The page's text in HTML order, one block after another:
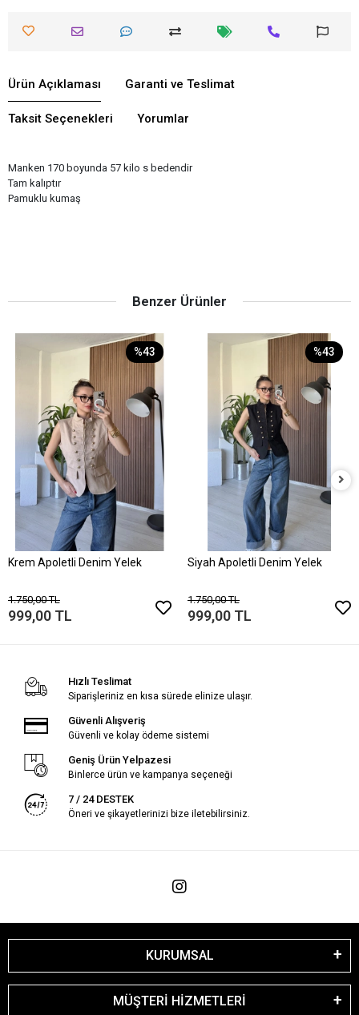
Ürün Açıklaması Garanti ve Teslimat
Taksit Seçenekleri Yorumlar
Manken 170 boyunda 57 kilo s bedendir
Tam kalıptır
Pamuklu kumaş
Benzer Ürünler
%43
Krem Apoletli Denim Yelek
1.750,00 TL
999,00 TL
%43
Siyah Apoletli Denim Yelek
1.750,00 TL
999,00 TL
Hızlı Teslimat
Siparişleriniz en kısa sürede elinize ulaşır.
Güvenli Alışveriş
Güvenli ve kolay ödeme sistemi
Geniş Ürün Yelpazesi
Binlerce ürün ve kampanya seçeneği
7 / 24 DESTEK
Öneri ve şikayetlerinizi bize iletebilirsiniz.
KURUMSAL
MÜŞTERİ HİZMETLERİ